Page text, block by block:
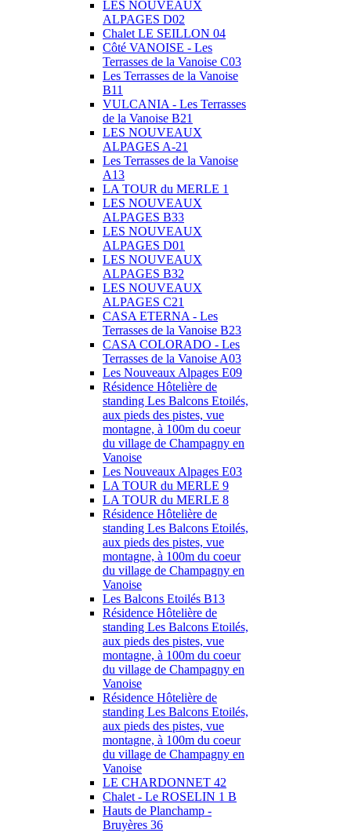
LES NOUVEAUX
ALPAGES D02
Chalet LE SEILLON 04
Côté VANOISE - Les
Terrasses de la Vanoise C03
Les Terrasses de la Vanoise
B11
VULCANIA - Les Terrasses
de la Vanoise B21
LES NOUVEAUX
ALPAGES A-21
Les Terrasses de la Vanoise
A13
LA TOUR du MERLE 1
LES NOUVEAUX
ALPAGES B33
LES NOUVEAUX
ALPAGES D01
LES NOUVEAUX
ALPAGES B32
LES NOUVEAUX
ALPAGES C21
CASA ETERNA - Les
Terrasses de la Vanoise B23
CASA COLORADO - Les
Terrasses de la Vanoise A03
Les Nouveaux Alpages E09
Résidence Hôtelière de
standing Les Balcons Etoilés,
aux pieds des pistes, vue
montagne, à 100m du coeur
du village de Champagny en
Vanoise
Les Nouveaux Alpages E03
LA TOUR du MERLE 9
LA TOUR du MERLE 8
Résidence Hôtelière de
standing Les Balcons Etoilés,
aux pieds des pistes, vue
montagne, à 100m du coeur
du village de Champagny en
Vanoise
Les Balcons Etoilés B13
Résidence Hôtelière de
standing Les Balcons Etoilés,
aux pieds des pistes, vue
montagne, à 100m du coeur
du village de Champagny en
Vanoise
Résidence Hôtelière de
standing Les Balcons Etoilés,
aux pieds des pistes, vue
montagne, à 100m du coeur
du village de Champagny en
Vanoise
LE CHARDONNET 42
Chalet - Le ROSELIN 1 B
Hauts de Planchamp -
Bruyères 36